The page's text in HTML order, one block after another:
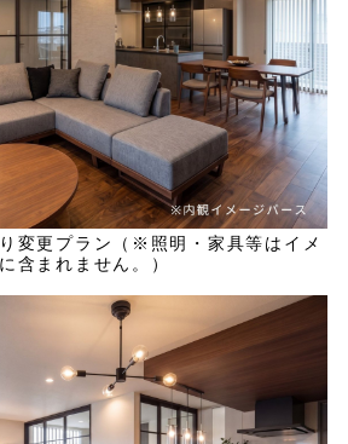
変更プラン（※照明・家具等はイメ
含まれません。）